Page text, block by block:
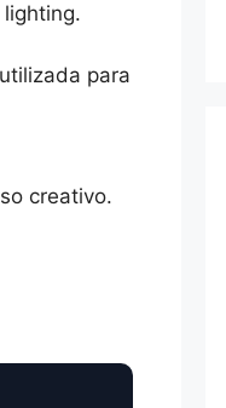
para
creativo.